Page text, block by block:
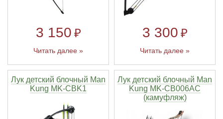
3 150 ₽
Читать далее »
3 300 ₽
Читать далее »
Лук детский блочный Man
Kung MK-CBK1
Лук детский блочный Man
Kung MK-CB006AC
(камуфляж)